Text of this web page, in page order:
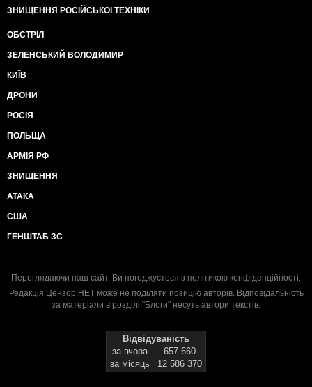
ЗНИЩЕННЯ РОСІЙСЬКОЇ ТЕХНІКИ
ОБСТРІЛ
ЗЕЛЕНСЬКИЙ ВОЛОДИМИР
КИЇВ
ДРОНИ
РОСІЯ
ПОЛЬЩА
АРМІЯ РФ
ЗНИЩЕННЯ
АТАКА
США
ГЕНШТАБ ЗС
Переглядаючи наш сайт, Ви погоджуєтеся з політикою конфіденційності.
Редакція Цензор.НЕТ може не поділяти позицію авторів. Відповідальність
за матеріали в розділі "Блоги" несуть автори текстів.
Відвідуваність
за вчора
657 660
за місяць
12 586 370